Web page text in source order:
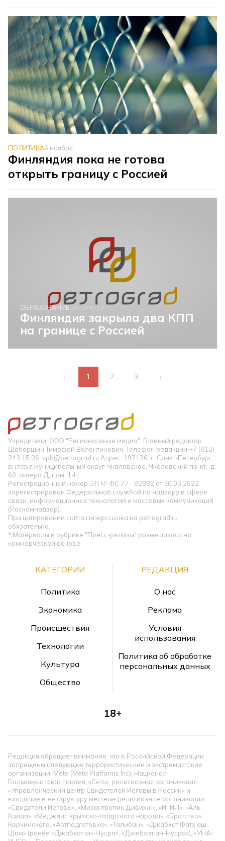
ПОЛИТИКА6 ноября
Финляндия пока не готова
открыть границу с Россией
ОБРАЗОВАНИЕ24 октября
Финляндия закрыла два КПП
на границе с Россией
‹ 1 2 3 ›
Учредители: ООО "Региональные медиа". Главный редактор:
Шабаршин Тимофей Валентинович. Телефон редакции +7 (812)
243 15 06, spb@petrograd.ru Адрес: 197136, г. Санкт-Петербург,
вн.тер.г.муниципальный округ Чкаловское, Чкаловский пр-кт., д.
60, литера Д, пом. 1-Н
Регистрационный номер ЭЛ № ФС 77 - 82882 от 30.03.2022
зарегистрирован Федеральной службой по надзору в сфере
связи, информационных технологий и массовых коммуникаций
(Роскомнадзор).
При цитировании сайта гиперссылка на petrograd.ru
обязательна.
* Материалы в рубрике "Пресс-релизы" размещаются на
коммерческой основе.
КАТЕГОРИИ
Политика
Экономика
Происшествия
Технологии
Культура
Общество
РЕДАКЦИЯ
О нас
Реклама
Условия
использования
Политика об обработке
персональных данных
18+
Редакция обращает внимание, что в Российской Федерации
запрещены следующие террористические и экстремистские
организации: Meta (Meta Platforms Inc), Национал-
Большевистская партия, «Сеть», религиозная организация
«Управленческий центр Свидетелей Иеговы в России» и
входящие в ее структуру местные религиозные организации,
«Свидетели Иеговы», «Мизантропик Дивижн», «ИГИЛ», «Аль-
Каида», «Меджлис крымско-татарского народа», «Братство»
Корчинского, «Артподготовка», «Талибан», «Джабхат Фатх аш-
Шам» (ранее «Джабхат ан-Нусра», «Джебхат ан-Нусра»), «УНА-